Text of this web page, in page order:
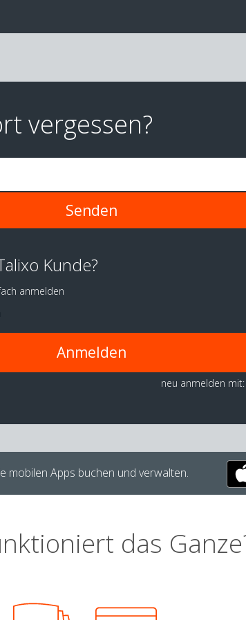
vergessen?
Kunde?
anmelden
Anmelden
neu anmelden mit:
mobilen Apps buchen und verwalten.
das